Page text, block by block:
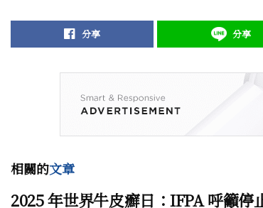
分享 分享
相關的文章
2025 年世界牛皮癬日：IFPA 呼籲停